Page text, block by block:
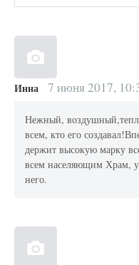
Инна 7 июня 2017,
Нежный,
всем, кто его
держит высокую марку
всем населяющим Храм,
него.